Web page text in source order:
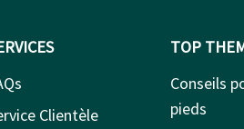
Clientèle
TOP
Conseils
pieds